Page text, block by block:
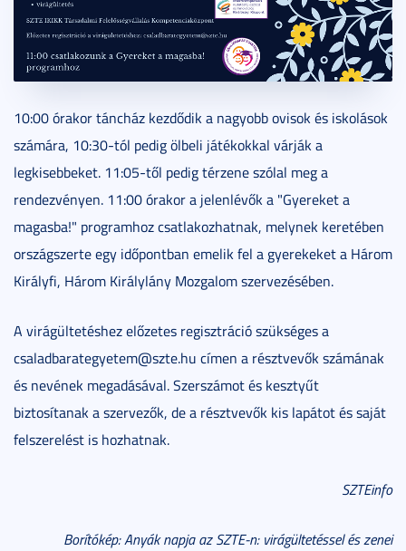
10:00 órakor táncház kezdődik a nagyobb ovisok és iskolások
számára, 10:30-tól pedig ölbeli játékokkal várják a
legkisebbeket. 11:05-től pedig térzene szólal meg a
rendezvényen. 11:00 órakor a jelenlévők a "Gyereket a
magasba!" programhoz csatlakozhatnak, melynek keretében
országszerte egy időpontban emelik fel a gyerekeket a Három
Királyfi, Három Királylány Mozgalom szervezésében.
A virágültetéshez előzetes regisztráció szükséges a
csaladbarategyetem@szte.hu címen a résztvevők számának
és nevének megadásával. Szerszámot és kesztyűt
biztosítanak a szervezők, de a résztvevők kis lapátot és saját
felszerelést is hozhatnak.
SZTEinfo
Borítókép: Anyák napja az SZTE-n: virágültetéssel és zenei